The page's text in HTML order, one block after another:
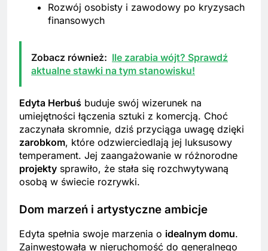
Rozwój osobisty i zawodowy po kryzysach
finansowych
Zobacz również: Ile zarabia wójt? Sprawdź
aktualne stawki na tym stanowisku!
Edyta Herbuś buduje swój wizerunek na
umiejętności łączenia sztuki z komercją. Choć
zaczynała skromnie, dziś przyciąga uwagę dzięki
zarobkom, które odzwierciedlają jej luksusowy
temperament. Jej zaangażowanie w różnorodne
projekty sprawiło, że stała się rozchwytywaną
osobą w świecie rozrywki.
Dom marzeń i artystyczne ambicje
Edyta spełnia swoje marzenia o idealnym domu.
Zainwestowała w nieruchomość do generalnego